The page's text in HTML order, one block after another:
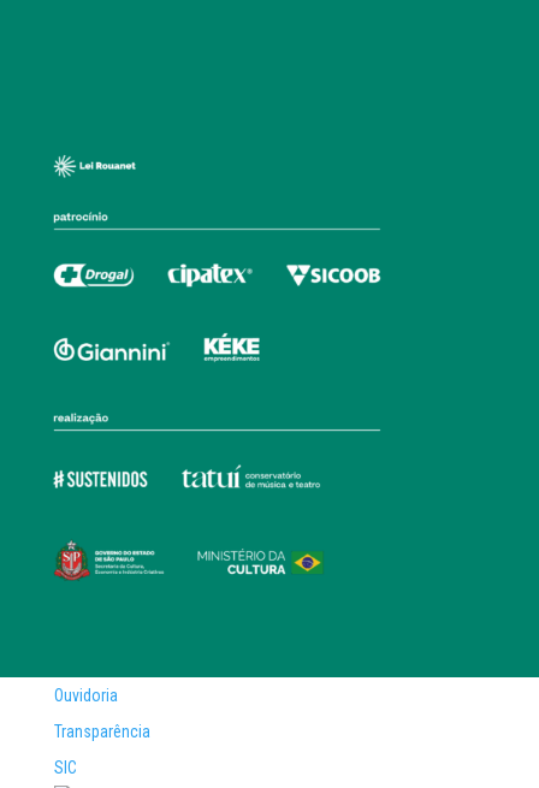
Ouvidoria
Transparência
SIC